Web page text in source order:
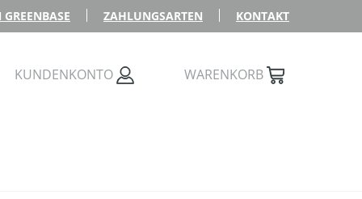
ZAHLUNGSARTEN KONTAKT
KUNDENKONTO WARENKORB